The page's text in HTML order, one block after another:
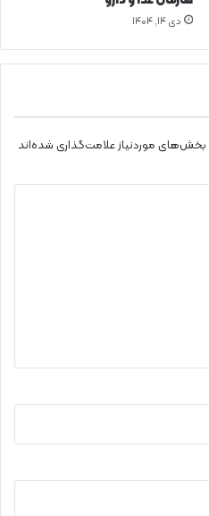
دی ۱۴, ۱۴۰۴
بخش‌های موردنیاز علامت‌گذاری شده‌اند